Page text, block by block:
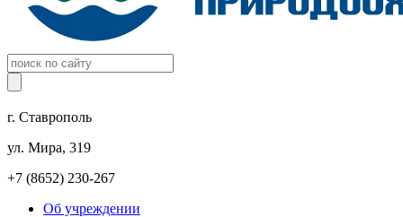
г. Ставрополь
ул. Мира, 319
+7 (8652) 230-267
Об учреждении